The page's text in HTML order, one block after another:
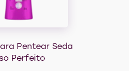
Pentear Seda
Perfeito